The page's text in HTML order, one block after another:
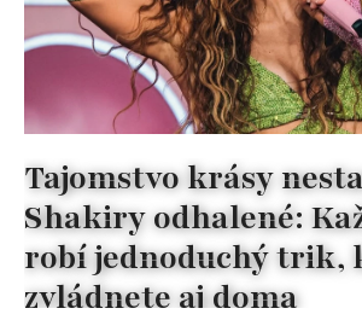
Tajomstvo krásy
Shakiry odhalené:
robí jednoduchý trik,
zvládnete aj doma